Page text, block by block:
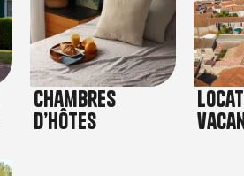
Chambres
d’hôtes